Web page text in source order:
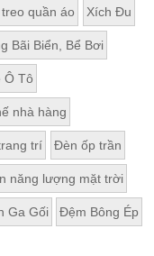
quần áo Xích Đu
Bãi Biển, Bể Bơi
Ô Tô
nhà hàng
trí Đèn ốp trần
năng lượng mặt trời
Ga Gối Đệm Bông Ép